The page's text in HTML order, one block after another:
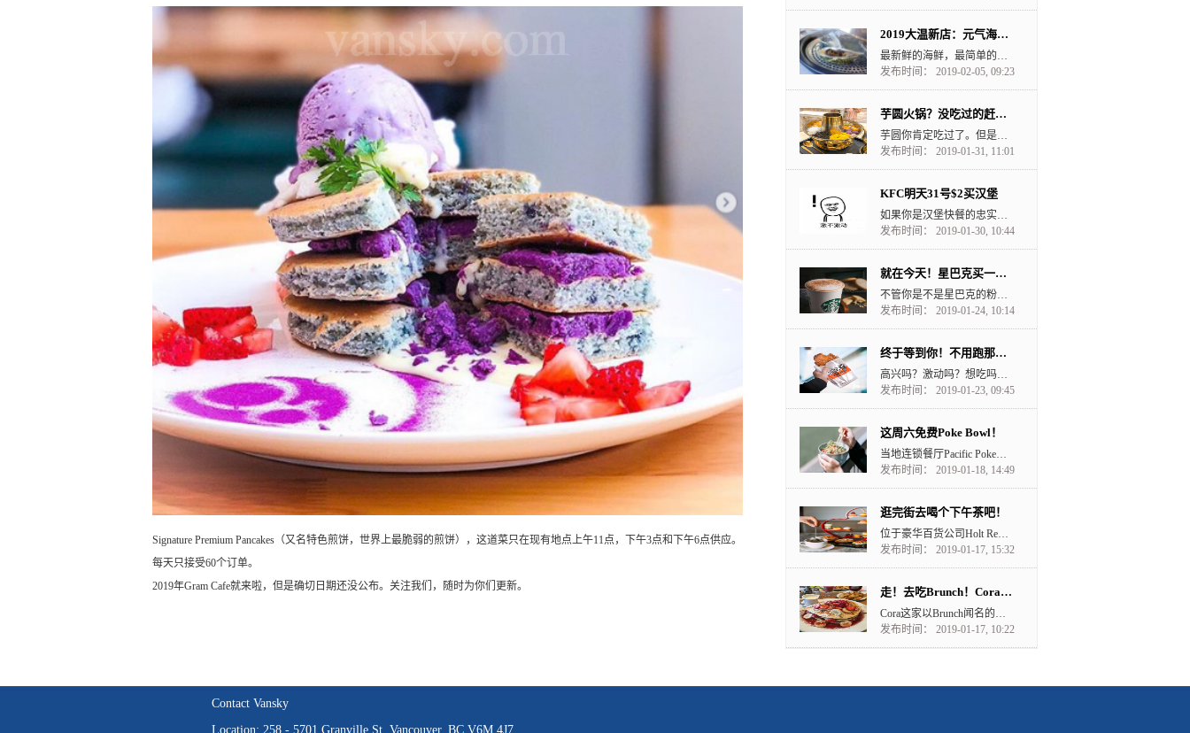
Signature Premium Pancakes（又名特色煎饼，世界上最脆弱的煎饼），这道菜只在现有地点上午11点，下午3点和下午6点供应。
每天只接受60个订单。
2019年Gram Cafe就来啦，但是确切日期还没公布。关注我们，随时为你们更新。
2019大温新店：元气海鲜蒸锅料理来了
最新鲜的海鲜，最简单的料理方式--蒸，就可以获得海鲜最新鲜最棒的口感。 元气海鲜蒸锅料理主打用...
发布时间： 2019-02-05, 09:23
芋圆火锅？没吃过的赶紧去试试
芋圆你肯定吃过了。但是这么大的火锅里面全是toppings，你试过没？每一口都是满足啊。 他们装芋...
发布时间： 2019-01-31, 11:01
KFC明天31号$2买汉堡
如果你是汉堡快餐的忠实粉丝，那你就一定要看下去！ 因为。。。 因为。。。 因为。。。 明天在...
发布时间： 2019-01-30, 10:44
就在今天！星巴克买一送一happy hour
不管你是不是星巴克的粉丝，买一送一的活动怎么能错过？ 约上闺蜜好友走起！ 1月24日下午3点...
发布时间： 2019-01-24, 10:14
终于等到你！不用跑那么远吃鸡排了！
高兴吗？激动吗？想吃吗？ 住在downtown的小伙伴们要沸腾了。 大家对Richmond的台湾...
发布时间： 2019-01-23, 09:45
这周六免费Poke Bowl！
当地连锁餐厅Pacific Poke即将在温哥华市中心开新店。 Pacific Poke将于1月1...
发布时间： 2019-01-18, 14:49
逛完街去喝个下午茶吧！
位于豪华百货公司Holt Renfrew的ColetteGrandCafé咖啡厅以法国...
发布时间： 2019-01-17, 15:32
走！去吃Brunch！Cora在Surrey开业
Cora这家以Brunch闻名的餐厅要在素里开业了！ 加拿大早餐连锁店来自蒙特利尔的Saint-L...
发布时间： 2019-01-17, 10:22
Contact Vansky
Location: 258 - 5701 Granville St, Vancouver, BC V6M 4J7